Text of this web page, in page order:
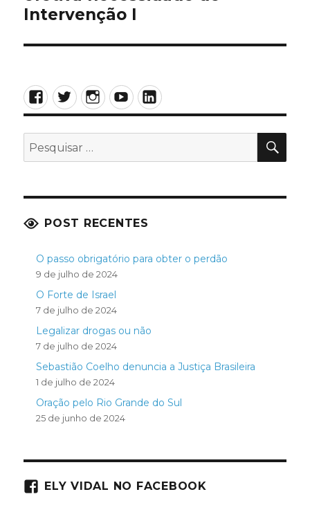
Intervenção I
Facebook
TwitterInstagram
YouTubeLinkedIn
Pesquisar
POST RECENTES
O passo obrigatório para obter o perdão
9 de julho de 2024
O Forte de Israel
7 de julho de 2024
Legalizar drogas ou não
7 de julho de 2024
Sebastião Coelho denuncia a Justiça Brasileira
1 de julho de 2024
Oração pelo Rio Grande do Sul
25 de junho de 2024
ELY VIDAL NO FACEBOOK